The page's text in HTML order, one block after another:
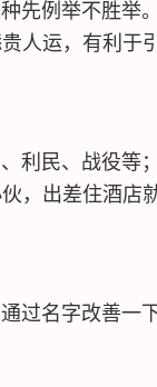
先例举不胜举
人运，有利于
利民、战役等
，出差住酒店
过名字改善一